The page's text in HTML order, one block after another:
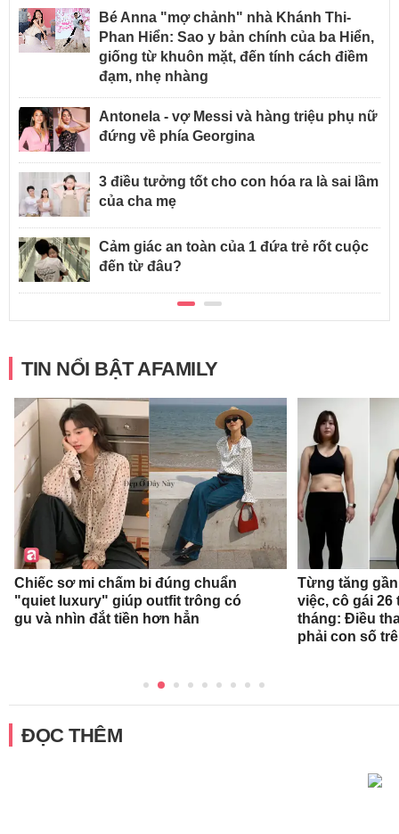
Bé Anna "mợ chảnh" nhà Khánh Thi-
Phan Hiển: Sao y bản chính của ba Hiển,
giống từ khuôn mặt, đến tính cách điềm
đạm, nhẹ nhàng
Antonela - vợ Messi và hàng triệu phụ nữ
đứng về phía Georgina
3 điều tưởng tốt cho con hóa ra là sai lầm
của cha mẹ
Cảm giác an toàn của 1 đứa trẻ rốt cuộc
đến từ đâu?
TIN NỔI BẬT AFAMILY
Chiếc sơ mi chấm bi đúng chuẩn
"quiet luxury" giúp outfit trông có
gu và nhìn đắt tiền hơn hẳn
Từng tăng
việc, cô gái
tháng: Điều
phải con số
ĐỌC THÊM